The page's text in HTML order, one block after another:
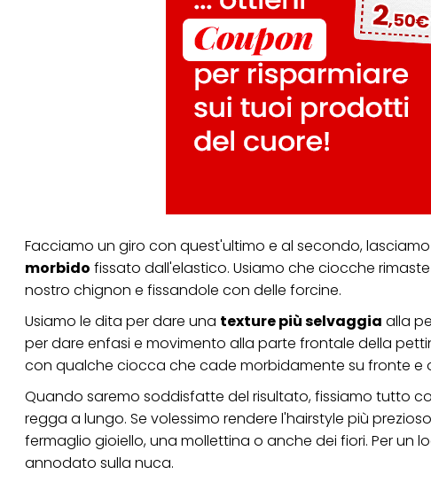
Facciamo un giro con quest'ultimo e al secondo,
morbido fissato dall'elastico. Usiamo che ciocche
nostro chignon e fissandole con delle forcine.
Usiamo le dita per dare una texture più selvaggia alla
per dare enfasi e movimento alla parte frontale della
con qualche ciocca che cade morbidamente su fronte e
Quando saremo soddisfatte del risultato, fissiamo tutto
regga a lungo. Se volessimo rendere l'hairstyle più
fermaglio gioiello, una mollettina o anche dei fiori. Per
annodato sulla nuca.